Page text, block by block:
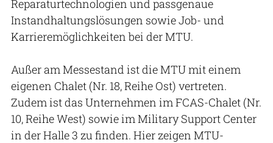
Reparaturtechnologien und passgenaue
Instandhaltungslösungen sowie Job- und
Karrieremöglichkeiten bei der MTU.
Außer am Messestand ist die MTU mit einem
eigenen Chalet (Nr. 18, Reihe Ost) vertreten.
Zudem ist das Unternehmen im FCAS-Chalet (Nr.
10, Reihe West) sowie im Military Support Center
in der Halle 3 zu finden. Hier zeigen MTU-